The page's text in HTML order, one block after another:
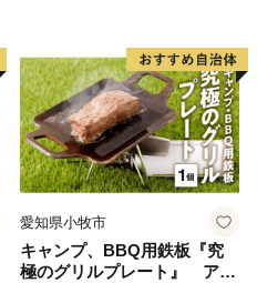
い 繰り返し使える 日本製 安
心 鍛冶屋の頓珍漢 愛知県 送
料無料
愛知県小牧市
キャンプ、BBQ用鉄板『究
極のグリルプレート』 アウ